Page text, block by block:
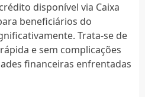
disponível via Caixa
beneficiários do
Trata-se de
e sem complicações
financeiras enfrentadas